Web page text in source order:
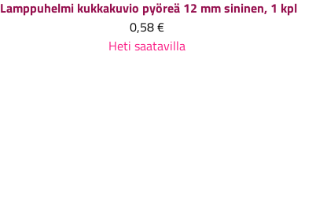
Lamppuhelmi kukkakuvio pyöreä 12 mm sininen, 1 kpl
0,58 €
Heti saatavilla